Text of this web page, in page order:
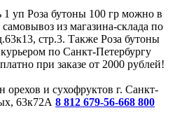
уп Роза бутоны 100 гр можно в
из магазина-склада по
стр.3. Также Роза бутоны
по Санкт-Петербургу
при заказе от 2000 рублей!
г. Санкт-
63к72А 8 812 679-56-668 800